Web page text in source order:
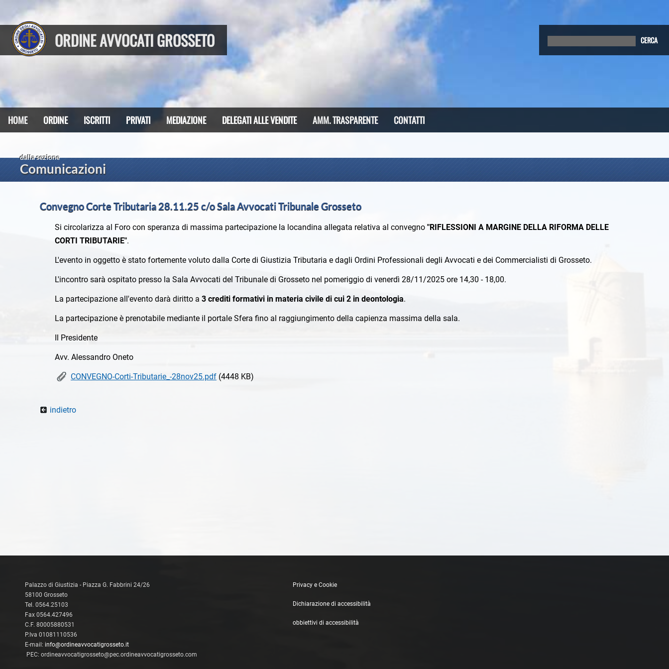
ORDINE AVVOCATI GROSSETO
HOME ORDINE ISCRITTI PRIVATI MEDIAZIONE DELEGATI ALLE VENDITE AMM. TRASPARENTE CONTATTI
dalla sezione
Comunicazioni
Convegno Corte Tributaria 28.11.25 c/o Sala Avvocati Tribunale Grosseto
Si circolarizza al Foro con speranza di massima partecipazione la locandina allegata relativa al convegno "RIFLESSIONI A MARGINE DELLA RIFORMA DELLE
CORTI TRIBUTARIE".
L'evento in oggetto è stato fortemente voluto dalla Corte di Giustizia Tributaria e dagli Ordini Professionali degli Avvocati e dei Commercialisti di Grosseto.
L'incontro sarà ospitato presso la Sala Avvocati del Tribunale di Grosseto nel pomeriggio di venerdì 28/11/2025 ore 14,30 - 18,00.
La partecipazione all'evento darà diritto a 3 crediti formativi in materia civile di cui 2 in deontologia.
La partecipazione è prenotabile mediante il portale Sfera fino al raggiungimento della capienza massima della sala.
Il Presidente
Avv. Alessandro Oneto
CONVEGNO-Corti-Tributarie_-28nov25.pdf (4448 KB)
indietro
Palazzo di Giustizia - Piazza G. Fabbrini 24/26
58100 Grosseto
Tel. 0564.25103
Fax 0564.427496
C.F. 80005880531
P.Iva 01081110536
E-mail: info@ordineavvocatigrosseto.it
PEC: ordineavvocatigrosseto@pec.ordineavvocatigrosseto.com
Privacy e Cookie
Dichiarazione di accessibilità
obbiettivi di accessibilità